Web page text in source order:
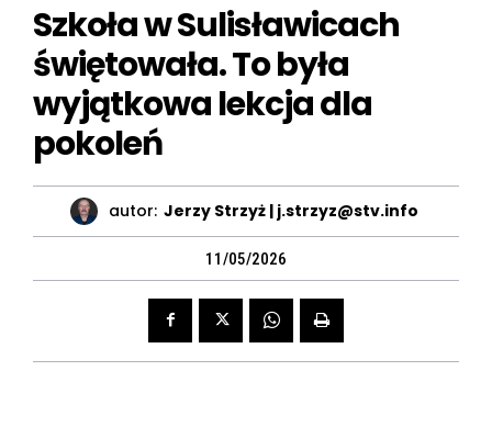
Szkoła w Sulisławicach
świętowała. To była
wyjątkowa lekcja dla
pokoleń
autor: Jerzy Strzyż | j.strzyz@stv.info
11/05/2026